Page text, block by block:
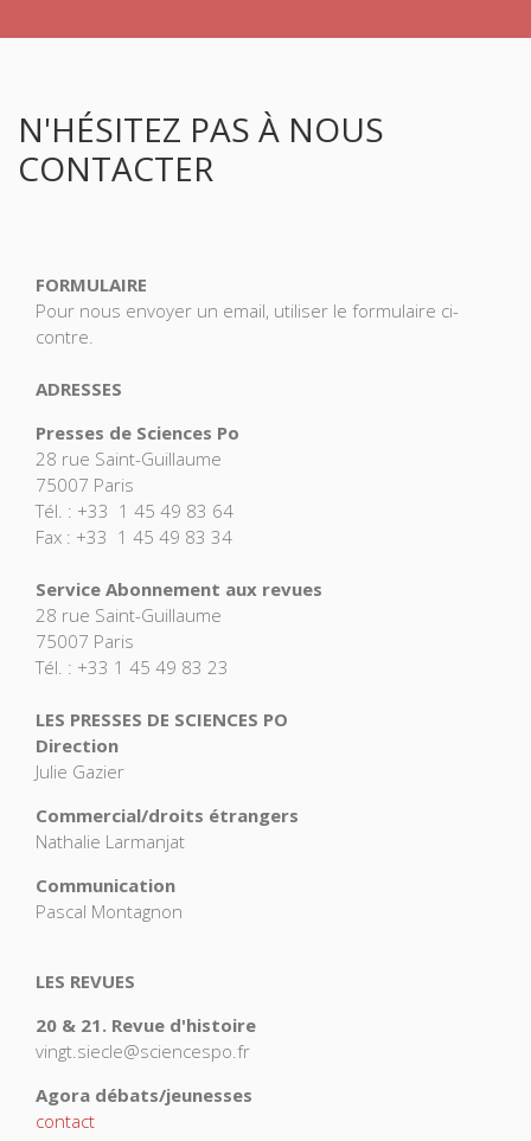
N'HÉSITEZ PAS À NOUS
CONTACTER
FORMULAIRE
Pour nous envoyer un email, utiliser le formulaire ci-
contre.
ADRESSES
Presses de Sciences Po
28 rue Saint-Guillaume
75007 Paris
Tél. : +33 1 45 49 83 64
Fax : +33 1 45 49 83 34
Service Abonnement aux revues
28 rue Saint-Guillaume
75007 Paris
Tél. : +33 1 45 49 83 23
LES PRESSES DE SCIENCES PO
Direction
Julie Gazier
Commercial/droits étrangers
Nathalie Larmanjat
Communication
Pascal Montagnon
LES REVUES
20 & 21. Revue d'histoire
vingt.siecle@sciencespo.fr
Agora débats/jeunesses
contact